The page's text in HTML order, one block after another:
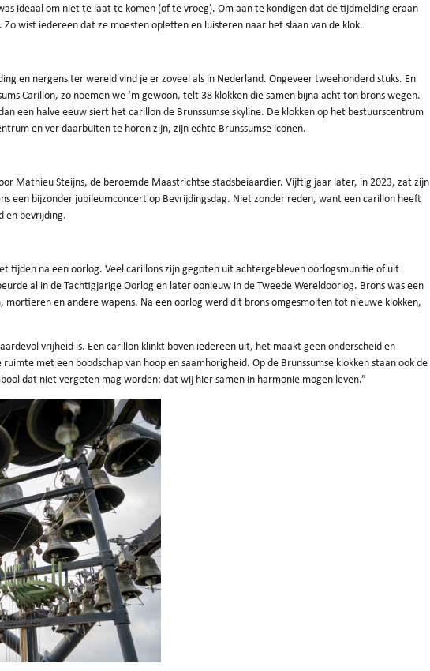
ideaal om niet te laat te komen (of te vroeg). Om aan te kondigen dat de tijdmelding eraan
wist iedereen dat ze moesten opletten en luisteren naar het slaan van de klok.
en nergens ter wereld vind je er zoveel als in Nederland. Ongeveer tweehonderd stuks. En
Carillon, zo noemen we ‘m gewoon, telt 38 klokken die samen bijna acht ton brons wegen.
een halve eeuw siert het carillon de Brunssumse skyline. De klokken op het bestuurscentrum
en ver daarbuiten te horen zijn, zijn echte Brunssumse iconen.
Mathieu Steijns, de beroemde Maastrichtse stadsbeiaardier. Vijftig jaar later, in 2023, zat zijn
een bijzonder jubileumconcert op Bevrijdingsdag. Niet zonder reden, want een carillon heeft
en bevrijding.
tijden na een oorlog. Veel carillons zijn gegoten uit achtergebleven oorlogsmunitie of uit
al in de Tachtigjarige Oorlog en later opnieuw in de Tweede Wereldoorlog. Brons was een
en andere wapens. Na een oorlog werd dit brons omgesmolten tot nieuwe klokken,
vrijheid is. Een carillon klinkt boven iedereen uit, het maakt geen onderscheid en
met een boodschap van hoop en saamhorigheid. Op de Brunssumse klokken staan ook de
dat niet vergeten mag worden: dat wij hier samen in harmonie mogen leven.”